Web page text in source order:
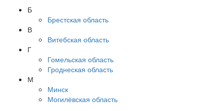
Б
Брестская область
В
Витебская область
Г
Гомельская область
Гроднеская область
М
Минск
Могилёвская область